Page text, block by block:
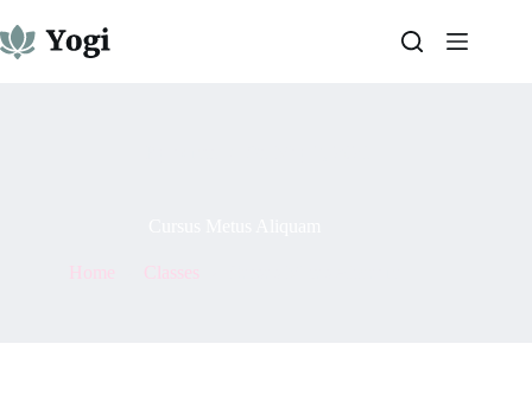
to
content